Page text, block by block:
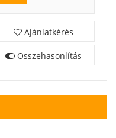
Ajánlatkérés
Összehasonlítás